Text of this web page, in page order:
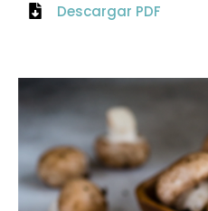
Descargar PDF